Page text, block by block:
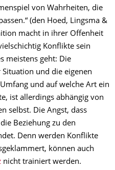
von Wahrheiten, die
(den Hoed, Lingsma &
macht in ihrer Offenheit
Konflikte sein
meistens geht: Die
und die eigenen
und auf welche Art ein
ist allerdings abhängig von
selbst. Die Angst, dass
Beziehung zu den
Denn werden Konflikte
können auch
nicht trainiert werden.